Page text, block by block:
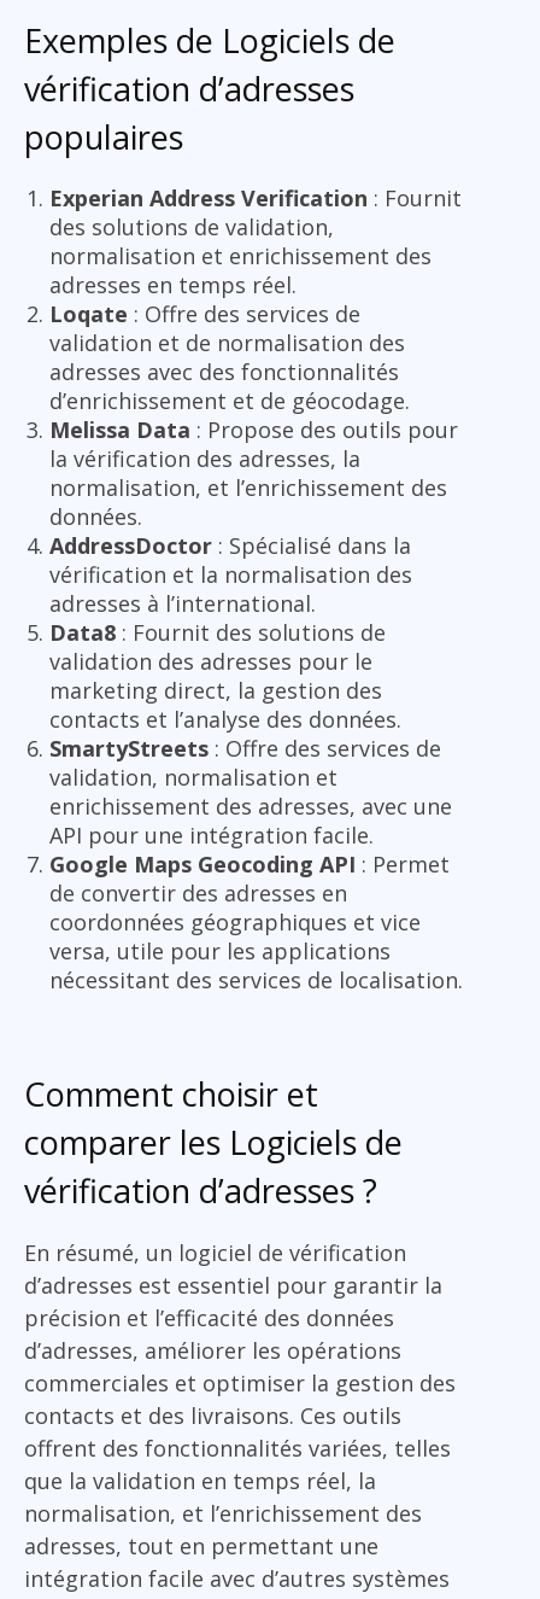
Exemples de Logiciels de
vérification d’adresses
populaires
Experian Address Verification : Fournit
des solutions de validation,
normalisation et enrichissement des
adresses en temps réel.
Loqate : Offre des services de
validation et de normalisation des
adresses avec des fonctionnalités
d’enrichissement et de géocodage.
Melissa Data : Propose des outils pour
la vérification des adresses, la
normalisation, et l’enrichissement des
données.
AddressDoctor : Spécialisé dans la
vérification et la normalisation des
adresses à l’international.
Data8 : Fournit des solutions de
validation des adresses pour le
marketing direct, la gestion des
contacts et l’analyse des données.
SmartyStreets : Offre des services de
validation, normalisation et
enrichissement des adresses, avec une
API pour une intégration facile.
Google Maps Geocoding API : Permet
de convertir des adresses en
coordonnées géographiques et vice
versa, utile pour les applications
nécessitant des services de localisation.
Comment choisir et
comparer les Logiciels de
vérification d’adresses ?
En résumé, un logiciel de vérification
d’adresses est essentiel pour garantir la
précision et l’efficacité des données
d’adresses, améliorer les opérations
commerciales et optimiser la gestion des
contacts et des livraisons. Ces outils
offrent des fonctionnalités variées, telles
que la validation en temps réel, la
normalisation, et l’enrichissement des
adresses, tout en permettant une
intégration facile avec d’autres systèmes